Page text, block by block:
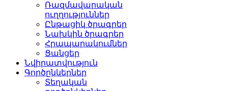
Ռազմավարական
ուղղություններ
Ընթացիկ ծրագրեր
Նախկին ծրագրեր
Հրապարակումներ
Ցանցեր
Նվիրատվություն
Գործընկերներ
Տեղական